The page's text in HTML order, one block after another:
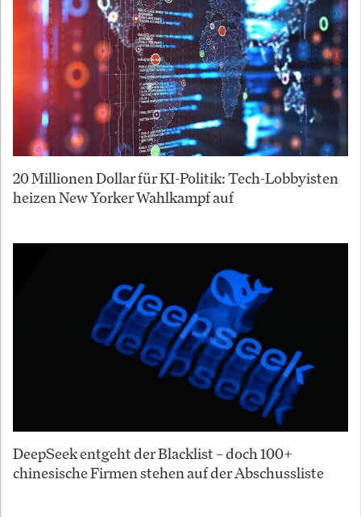
20 Millionen Dollar für KI-Politik: Tech-Lobbyisten
heizen New Yorker Wahlkampf auf
DeepSeek entgeht der Blacklist – doch 100+
chinesische Firmen stehen auf der Abschussliste